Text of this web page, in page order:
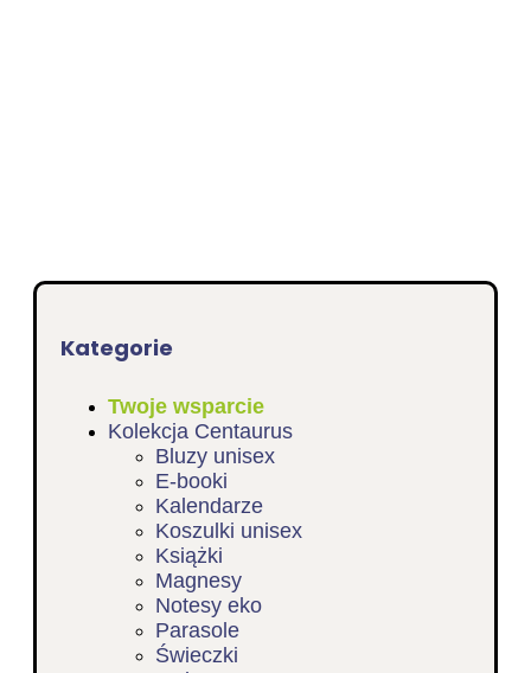
Kategorie
Twoje wsparcie
Kolekcja Centaurus
Bluzy unisex
E-booki
Kalendarze
Koszulki unisex
Książki
Magnesy
Notesy eko
Parasole
Świeczki